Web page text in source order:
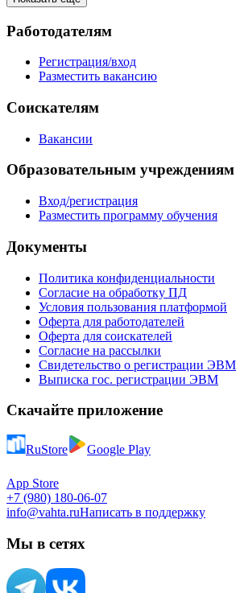
Работодателям
Регистрация/вход
Разместить вакансию
Соискателям
Вакансии
Образовательным учреждениям
Вход/регистрация
Разместить программу обучения
Документы
Политика конфиденциальности
Согласие на обработку ПД
Условия пользования платформой
Оферта для работодателей
Оферта для соискателей
Согласие на рассылки
Свидетельство о регистрации ЭВМ
Выписка гос. регистрации ЭВМ
Скачайте приложение
RuStore Google Play
App Store
+7 (980) 180-06-07
info@vahta.ruНаписать в поддержку
Мы в сетях